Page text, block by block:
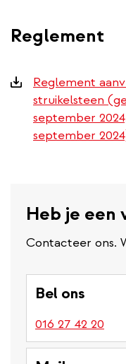
Reglement
Downloads
Reglement
struikelsteen
september
september
Heb je een
Contacteer ons.
Bel ons
016 27 42 20